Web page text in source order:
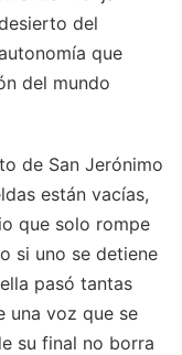
del
que
del mundo
de San Jerónimo
están vacías,
que solo rompe
si uno se detiene
pasó tantas
una voz que se
su final no borra